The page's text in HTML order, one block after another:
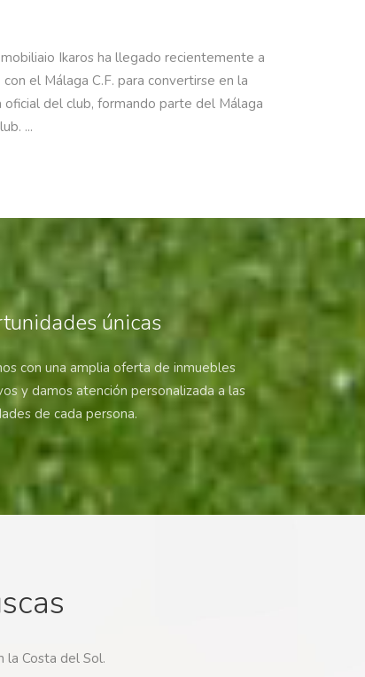
Ikaros ha llegado recientemente a
con el Málaga C.F. para convertirse en la
oficial del club, formando parte del Málaga
...
únicas
con una amplia oferta de inmuebles
y damos atención personalizada a las
de cada persona.
la Costa del Sol.